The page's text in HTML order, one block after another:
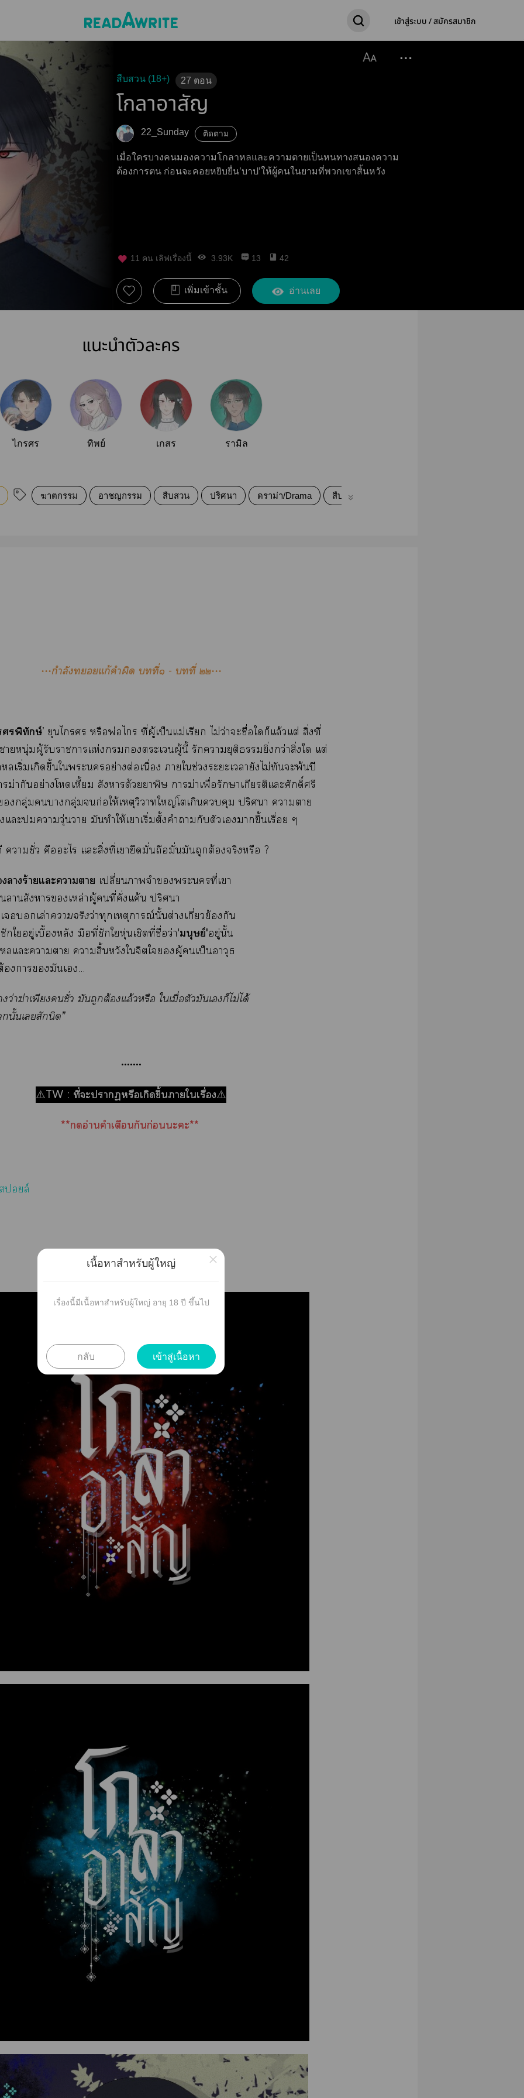
เข้าสู่ระบบ / สมัครสมาชิก
สืบสวน (18+) 27 ตอน
โกลาอาสัญ
22_Sunday ติดตาม
เมื่อใครบางคนมองความโกลาหลและความตายเป็นหนทางสนองความ
ต้องการตน ก่อนจะคอยหยิบยื่น’บาป’ให้ผู้คนในยามที่พวกเขาสิ้นหวัง
11 คน เลิฟเรื่องนี้ 3.93K 13 42
เพิ่มเข้าชั้น อ่านเลย
แนะนำตัวละคร
ไกรศร ทิพย์ เกสร รามิล
ฆาตกรรม อาชญกรรม สืบสวน ปริศนา ดราม่า/Drama สืบสวนอาชญากรรมฆาตกรรม
•••กำลังแก้คำผิด ที่๑ - ที่ ๒๒•••
พิทักษ์’ขุนไ หรือพ่อไ ที่ผู้เป็นแม่เรียก ไม่ว่าะชื่อใก็แล้วแต่ สิ่งที่
หนุ่มผู้รับาาแห่งะเผู้นี้ รักายุติธรรมยิ่งกว่าสิ่งใ แต่
เริ่มเกิดขึ้นใะอย่างต่อเนื่อง าใช่วงะะเายังไม่ทันะพ้นปี
ฆ่ากันอย่างโเหี้ยม สังหารด้วยาพิษ าฆ่าเพื่อรักษาเกียรติแะศักดิ์ศรี
กลุ่มากลุ่มก่อให้เหตุวิวาทใหญ่โเกินคุม ปริศนา าา
ะาวุ่นวาย มันทำให้เาเริ่มตั้งคำากับตัวเาขึ้นเรื่อย ๆ
าชั่ว คือะไ แะสิ่งที่เายึดมั่นถือมั่นมันถูกต้องจริงหรือ ?
าร้ายแะาา เปลี่ยนาจำะที่เา
าสังหารเหล่าผู้คนที่คั่งแค้น ปริศนา
เล่าาจริงว่าทุกเหตุการณ์นั้นต่างเกี่ยวข้องกัน
กใอยู่เบื้องหลัง มือที่ชักใหุ่นเชิดที่ชื่อว่า'มนุษย์'อยู่นั้น
แะาา าสิ้นหวังใจิตใผู้เป็นอาวุธ
งามันเ…
งว่าฆ่าเพียงชั่ว มันถูกต้องแล้วหรือ ใเมื่อตัวมันเก็ไม่ได้
นั้นเสักนิด”
•••••••
⚠️TW : ที่ะาหรือเกิดขึ้นาใเรื่อง⚠️
**อ่านคำเตือนกันก่อนะะ**
ล์
เนื้อหาสำหรับผู้ใหญ่
เรื่องนี้มีเนื้อหาสำหรับผู้ใหญ่ อายุ 18 ปี ขึ้นไป
กลับ เข้าสู่เนื้อหา
×